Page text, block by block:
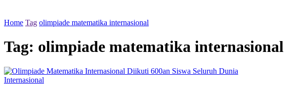
Home Tag olimpiade matematika internasional
Tag: olimpiade matematika internasional
Internasional